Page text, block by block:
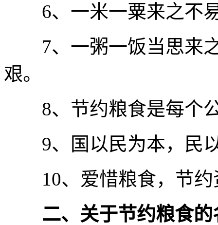
6、一米一粟来之不易
7、一粥一饭当思来之
艰。
8、节约粮食是每个
9、国以民为本，民以
10、爱惜粮食，节约
二、关于节约粮食的